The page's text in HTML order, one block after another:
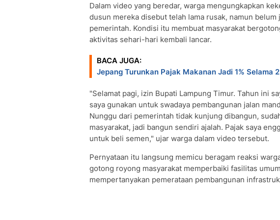
Dalam video yang beredar, warga mengungkapkan
dusun mereka disebut telah lama rusak, namun
pemerintah. Kondisi itu membuat masyarakat
aktivitas sehari-hari kembali lancar.
BACA JUGA:
Jepang Turunkan Pajak Makanan Jadi 1% Selama
"Selamat pagi, izin Bupati Lampung Timur. Tahun ini
saya gunakan untuk swadaya pembangunan jalan
Nunggu dari pemerintah tidak kunjung dibangun,
masyarakat, jadi bangun sendiri ajalah. Pajak saya
untuk beli semen," ujar warga dalam video tersebut.
Pernyataan itu langsung memicu beragam reaksi
gotong royong masyarakat memperbaiki fasilitas
mempertanyakan pemerataan pembangunan